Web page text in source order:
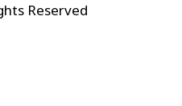
Reserved